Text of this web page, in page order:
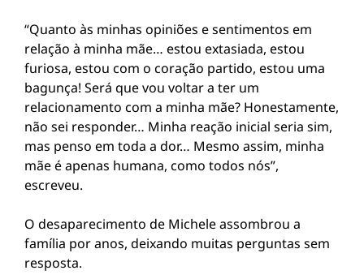
“Quanto às minhas opiniões e sentimentos em
relação à minha mãe… estou extasiada, estou
furiosa, estou com o coração partido, estou uma
bagunça! Será que vou voltar a ter um
relacionamento com a minha mãe? Honestamente,
não sei responder… Minha reação inicial seria sim,
mas penso em toda a dor… Mesmo assim, minha
mãe é apenas humana, como todos nós”,
escreveu.
O desaparecimento de Michele assombrou a
família por anos, deixando muitas perguntas sem
resposta.